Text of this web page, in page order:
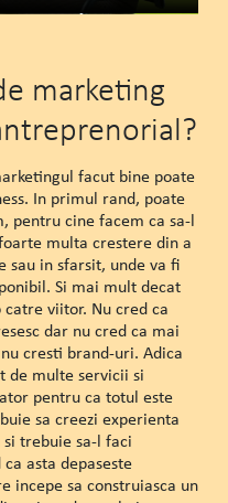
marketing
facut bine poate
In primul rand, poate
pentru cine facem ca sa-l
multa crestere din a
in sfarsit, unde va fi
Si mai mult decat
viitor. Nu cred ca
dar nu cred ca mai
cresti brand-uri. Adica
de multe servicii si
pentru ca totul este
sa creezi experienta
trebuie sa-l faci
asta depaseste
incepe sa construiasca un